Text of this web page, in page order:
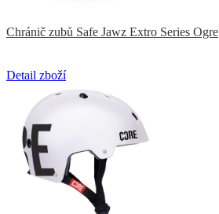
Chránič zubů Safe Jawz Extro Series Ogre
Detail zboží